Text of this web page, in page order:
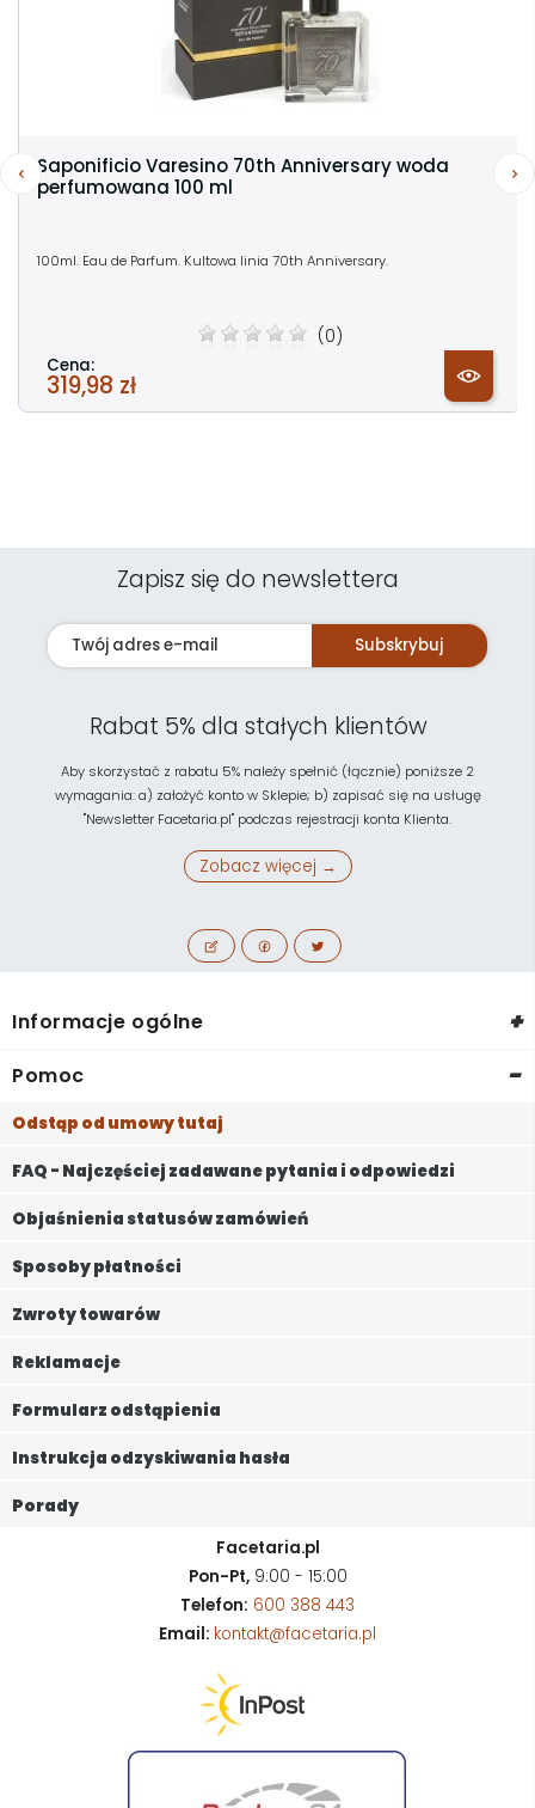
Saponificio Varesino 70th Anniversary woda
perfumowana 100 ml
100ml. Eau de Parfum. Kultowa linia 70th Anniversary.
(0)
Cena:
319,98 zł
Zapisz się do newslettera
Subskrybuj
Rabat 5% dla stałych klientów
Aby skorzystać z rabatu 5% należy spełnić (łącznie) poniższe 2
wymagania: a) założyć konto w Sklepie; b) zapisać się na usługę
"Newsletter Facetaria.pl" podczas rejestracji konta Klienta.
Zobacz więcej →
Informacje ogólne +
Pomoc -
Odstąp od umowy tutaj
FAQ - Najczęściej zadawane pytania i odpowiedzi
Objaśnienia statusów zamówień
Sposoby płatności
Zwroty towarów
Reklamacje
Formularz odstąpienia
Instrukcja odzyskiwania hasła
Porady
Facetaria.pl
Pon-Pt,9:00 - 15:00
Telefon: 600 388 443
Email: kontakt@facetaria.pl